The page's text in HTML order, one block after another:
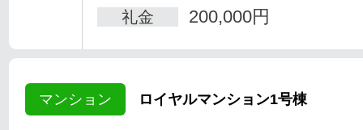
礼金 200,000円
マンション ロイヤルマンション1号棟